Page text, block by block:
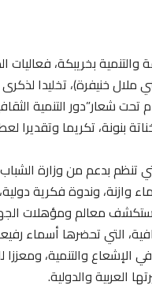
خنيفرة)، تخليدا
شعار”دور التنمية
خناتة بنونة، تكريما
تنظم بدعم من وزارة
وازنة، وندوة فكرية
تستكشف معالم ومؤهلات
التي تحضرها أسماء
والتنمية، ومعززا
العربية والدولية.